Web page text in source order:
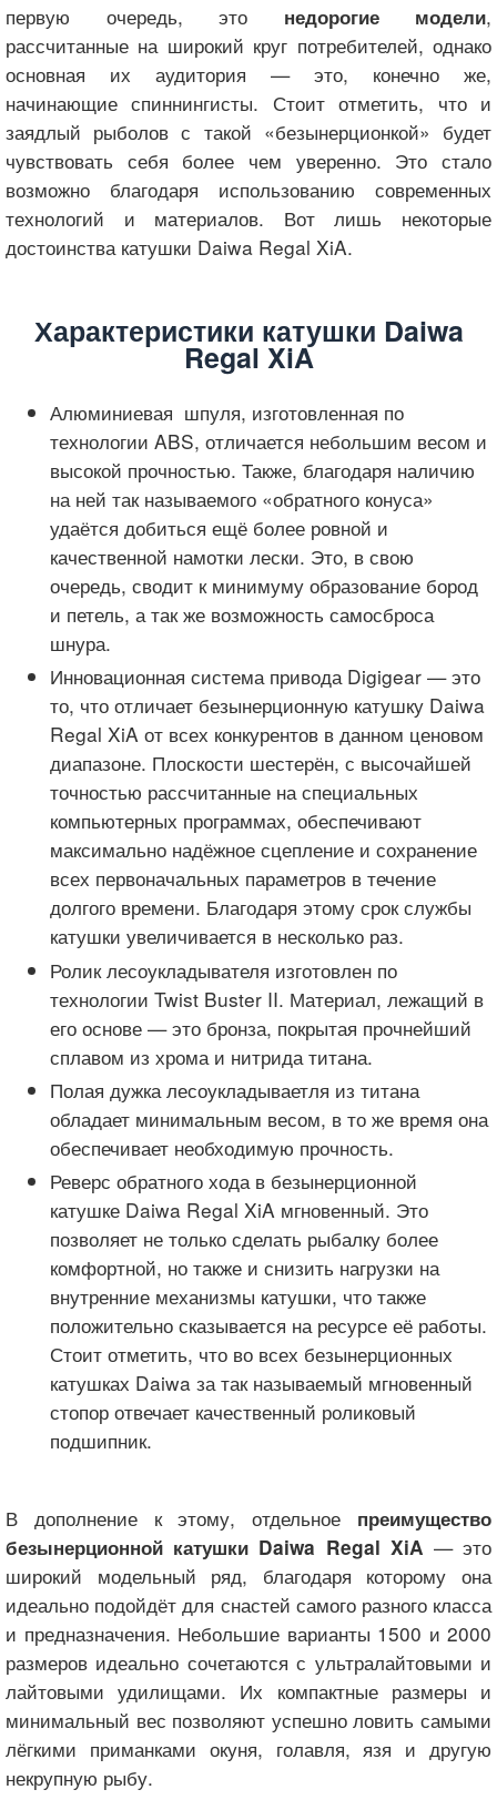
первую очередь, это недорогие модели,
рассчитанные на широкий круг потребителей, однако
основная их аудитория — это, конечно же,
начинающие спиннингисты. Стоит отметить, что и
заядлый рыболов с такой «безынерционкой» будет
чувствовать себя более чем уверенно. Это стало
возможно благодаря использованию современных
технологий и материалов. Вот лишь некоторые
достоинства катушки Daiwa Regal XiA.
Характеристики катушки Daiwa
Regal XiA
Алюминиевая шпуля, изготовленная по
технологии ABS, отличается небольшим весом и
высокой прочностью. Также, благодаря наличию
на ней так называемого «обратного конуса»
удаётся добиться ещё более ровной и
качественной намотки лески. Это, в свою
очередь, сводит к минимуму образование бород
и петель, а так же возможность самосброса
шнура.
Инновационная система привода Digigear — это
то, что отличает безынерционную катушку Daiwa
Regal XiA от всех конкурентов в данном ценовом
диапазоне. Плоскости шестерён, с высочайшей
точностью рассчитанные на специальных
компьютерных программах, обеспечивают
максимально надёжное сцепление и сохранение
всех первоначальных параметров в течение
долгого времени. Благодаря этому срок службы
катушки увеличивается в несколько раз.
Ролик лесоукладывателя изготовлен по
технологии Twist Buster II. Материал, лежащий в
его основе — это бронза, покрытая прочнейший
сплавом из хрома и нитрида титана.
Полая дужка лесоукладываетля из титана
обладает минимальным весом, в то же время она
обеспечивает необходимую прочность.
Реверс обратного хода в безынерционной
катушке Daiwa Regal XiA мгновенный. Это
позволяет не только сделать рыбалку более
комфортной, но также и снизить нагрузки на
внутренние механизмы катушки, что также
положительно сказывается на ресурсе её работы.
Стоит отметить, что во всех безынерционных
катушках Daiwa за так называемый мгновенный
стопор отвечает качественный роликовый
подшипник.
В дополнение к этому, отдельное преимущество
безынерционной катушки Daiwa Regal XiA — это
широкий модельный ряд, благодаря которому она
идеально подойдёт для снастей самого разного класса
и предназначения. Небольшие варианты 1500 и 2000
размеров идеально сочетаются с ультралайтовыми и
лайтовыми удилищами. Их компактные размеры и
минимальный вес позволяют успешно ловить самыми
лёгкими приманками окуня, голавля, язя и другую
некрупную рыбу.